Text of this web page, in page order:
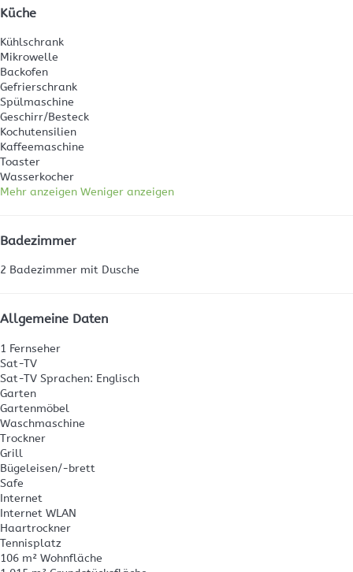
Küche
Kühlschrank
Mikrowelle
Backofen
Gefrierschrank
Spülmaschine
Geschirr/Besteck
Kochutensilien
Kaffeemaschine
Toaster
Wasserkocher
Mehr anzeigen Weniger anzeigen
Badezimmer
2 Badezimmer mit Dusche
Allgemeine Daten
1 Fernseher
Sat-TV
Sat-TV Sprachen: Englisch
Garten
Gartenmöbel
Waschmaschine
Trockner
Grill
Bügeleisen/-brett
Safe
Internet
Internet WLAN
Haartrockner
Tennisplatz
106 m² Wohnfläche